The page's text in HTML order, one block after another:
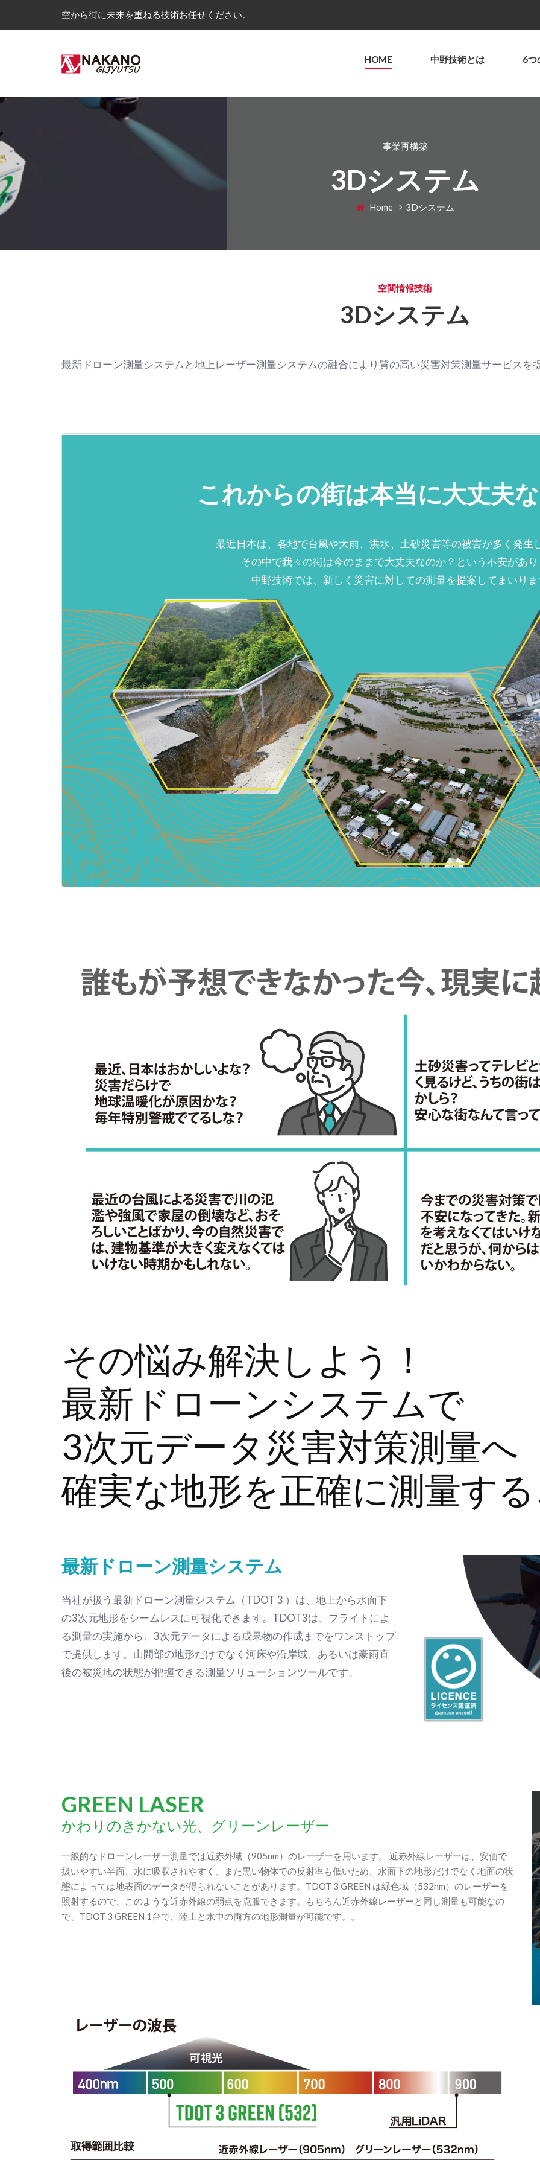
空から街に未来を重ねる技術お任せください。
HOME 中野技術とは 6つ
事業再構築
3Dシステム
Home 3Dシステム
空間情報技術
3Dシステム
最新ドローン測量システムと地上レーザー測量システムの融合により質の高い災害対策測量サービスを
これからの街は本当に大丈夫
最近日本は、各地で台風や大雨、洪水、土砂災害等の被害が多く発生
その中で我々の街は今のままで大丈夫なのか？という不安があ
中野技術では、新しく災害に対しての測量を提案してまいり
その悩み解決しよう！
最新ドローンシステムで
3次元データ災害対策測量へ
確実な地形を正確に測量す
最新ドローン測量システム
当社が扱う最新ドローン測量システム（TDOT 3 ）は、地上から水面下
の3次元地形をシームレスに可視化できます。TDOT3は、フライトによ
る測量の実施から、3次元データによる成果物の作成までをワンストップ
で提供します。山間部の地形だけでなく河床や沿岸域、あるいは豪雨直
後の被災地の状態が把握できる測量ソリューションツールです。
GREEN LASER
かわりのきかない光、グリーンレーザー
一般的なドローンレーザー測量では近赤外域（905nm）のレーザーを用います。 近赤外線レーザーは、安価で
扱いやすい半面、水に吸収されやすく、また黒い物体での反射率も低いため、水面下の地形だけでなく地面の状
態によっては地表面のデータが得られないことがあります。TDOT 3 GREEN は緑色域（532nm）のレーザーを
照射するので、このような近赤外線の弱点を克服できます。もちろん近赤外線レーザーと同じ測量も可能なの
で、TDOT 3 GREEN 1台で、陸上と水中の両方の地形測量が可能です。。